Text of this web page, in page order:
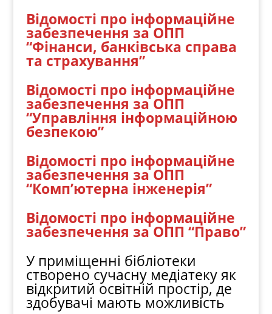
Відомості про інформаційне
забезпечення за ОПП
“Фінанси, банківська справа
та страхування”
Відомості про інформаційне
забезпечення за ОПП
“Управління інформаційною
безпекою”
Відомості про інформаційне
забезпечення за ОПП
“Комп’ютерна інженерія”
Відомості про інформаційне
забезпечення за ОПП “Право”
У приміщенні бібліотеки
створено сучасну медіатеку як
відкритий освітній простір, де
здобувачі мають можливість